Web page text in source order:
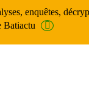
enquêtes,
Batiactu